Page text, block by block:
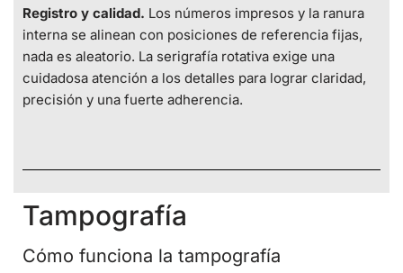
Registro y calidad. Los números impresos y la ranura
interna se alinean con posiciones de referencia fijas,
nada es aleatorio. La serigrafía rotativa exige una
cuidadosa atención a los detalles para lograr claridad,
precisión y una fuerte adherencia.
Tampografía
Cómo funciona la tampografía